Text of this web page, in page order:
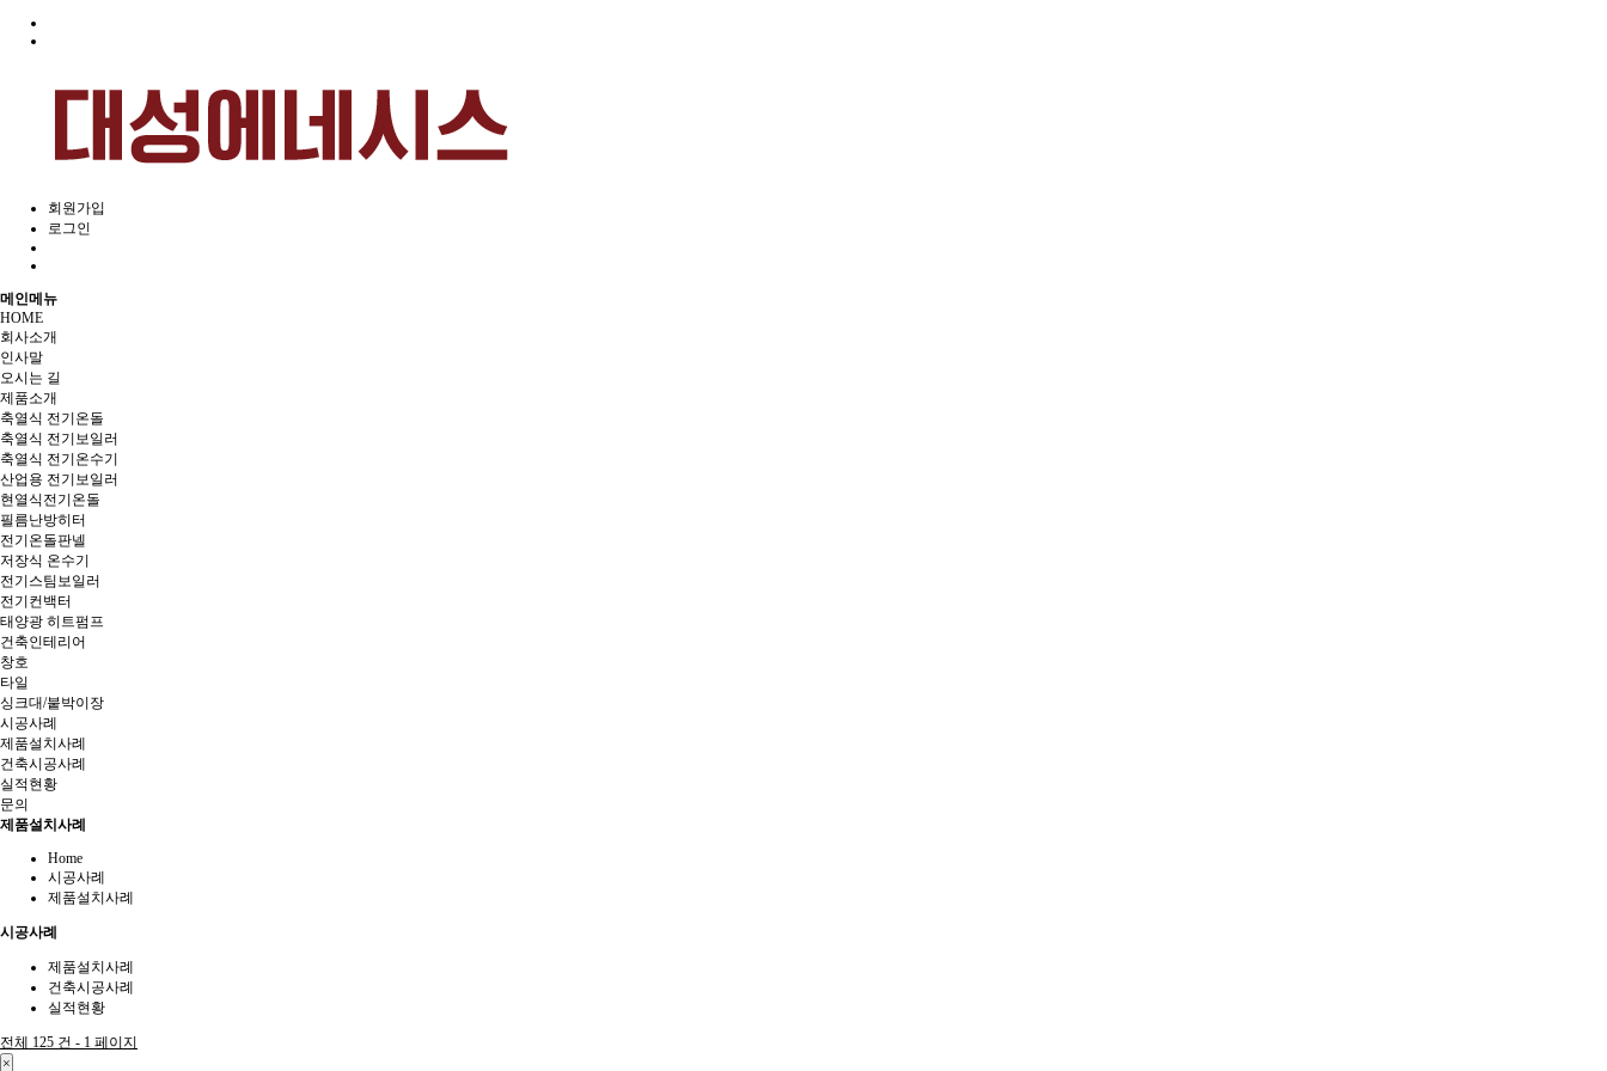
회원가입
로그인
메인메뉴
HOME
회사소개
인사말
오시는 길
제품소개
축열식 전기온돌
축열식 전기보일러
축열식 전기온수기
산업용 전기보일러
현열식전기온돌
필름난방히터
전기온돌판넬
저장식 온수기
전기스팀보일러
전기컨백터
태양광 히트펌프
건축인테리어
창호
타일
싱크대/붙박이장
시공사례
제품설치사례
건축시공사례
실적현황
문의
제품설치사례
Home
시공사례
제품설치사례
시공사례
제품설치사례
건축시공사례
실적현황
전체 125 건 - 1 페이지
×